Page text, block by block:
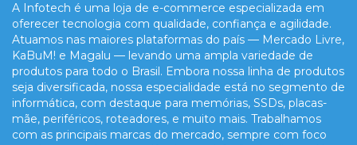
A Infotech é uma loja de e-commerce especializada em
oferecer tecnologia com qualidade, confiança e agilidade.
Atuamos nas maiores plataformas do país — Mercado Livre,
KaBuM! e Magalu — levando uma ampla variedade de
produtos para todo o Brasil. Embora nossa linha de produtos
seja diversificada, nossa especialidade está no segmento de
informática, com destaque para memórias, SSDs, placas-
mãe, periféricos, roteadores, e muito mais. Trabalhamos
com as principais marcas do mercado, sempre com foco